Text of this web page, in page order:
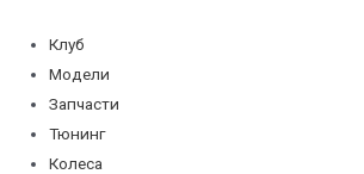
содержимому
Клуб
Модели
Запчасти
Тюнинг
Колеса